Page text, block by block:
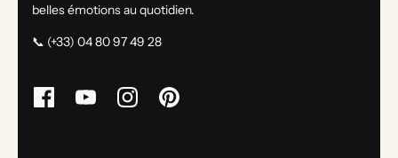
belles émotions au quotidien.
📞 (+33) 04 80 97 49 28